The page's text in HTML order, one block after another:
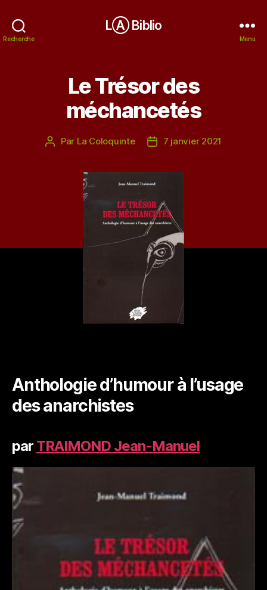
Recherche
LⒶ Biblio
Menu
Le Trésor des
méchancetés
Auteur
Par La Coloquinte
Date7 janvier 2021
Anthologie d’humour à l’usage
des anarchistes
par TRAIMOND Jean-Manuel